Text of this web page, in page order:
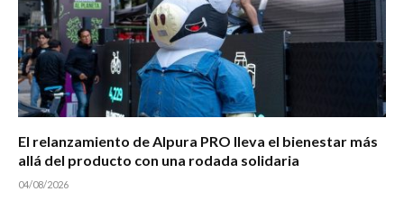
El relanzamiento de Alpura PRO lleva el bienestar más
allá del producto con una rodada solidaria
04/08/2026